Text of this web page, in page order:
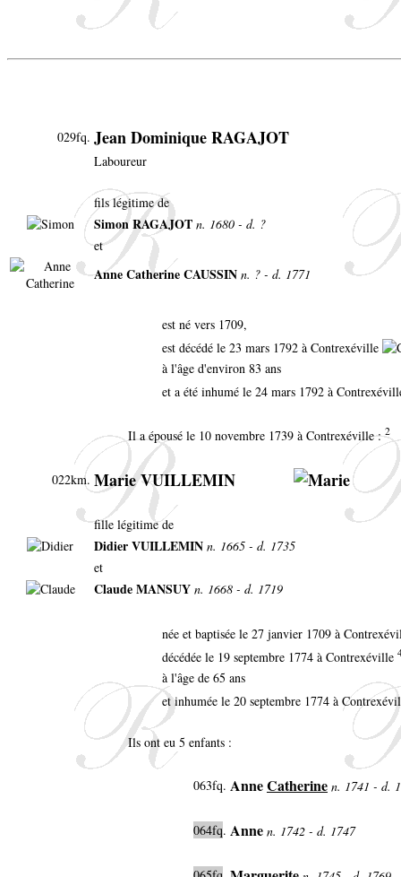
029fq. Jean Dominique RAGAJOT
Laboureur
fils légitime de
Simon RAGAJOT n. 1680 - d. ?
et
Anne Catherine CAUSSIN n. ? - d. 1771
est né vers 1709,
est décédé le 23 mars 1792 à Contrexéville
à l'âge d'environ 83 ans
et a été inhumé le 24 mars 1792 à
Il a épousé le 10 novembre 1739 à Contrexéville :2
022km. Marie VUILLEMIN
fille légitime de
Didier VUILLEMIN n. 1665 - d. 1735
et
Claude MANSUY n. 1668 - d. 1719
née et baptisée le 27 janvier 1709 à
décédée le 19 septembre 1774 à Contrexéville
à l'âge de 65 ans
et inhumée le 20 septembre 1774 à
Ils ont eu 5 enfants :
063fq. AnneCatherine n. 1741 - d.
064fq. Anne n. 1742 - d. 1747